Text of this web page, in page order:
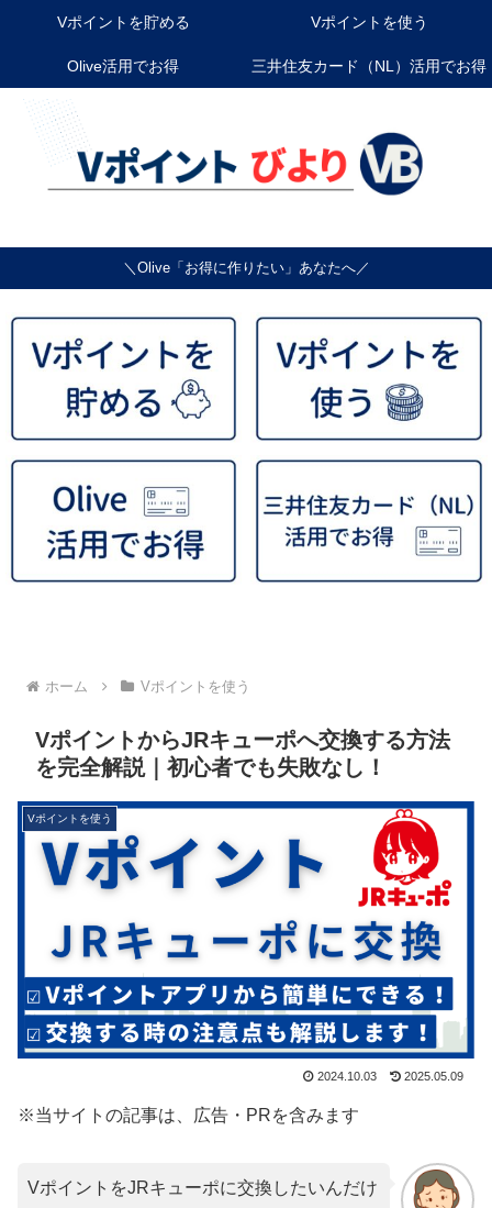
Vポイントを貯める Vポイントを使う
Olive活用でお得 三井住友カード（NL）活用でお得
＼Olive「お得に作りたい」あなたへ／
ホーム Vポイントを使う
VポイントからJRキューポへ交換する方法
を完全解説｜初心者でも失敗なし！
Vポイントを使う
2024.10.03 2025.05.09
※当サイトの記事は、広告・PRを含みます
VポイントをJRキューポに交換したいんだけ